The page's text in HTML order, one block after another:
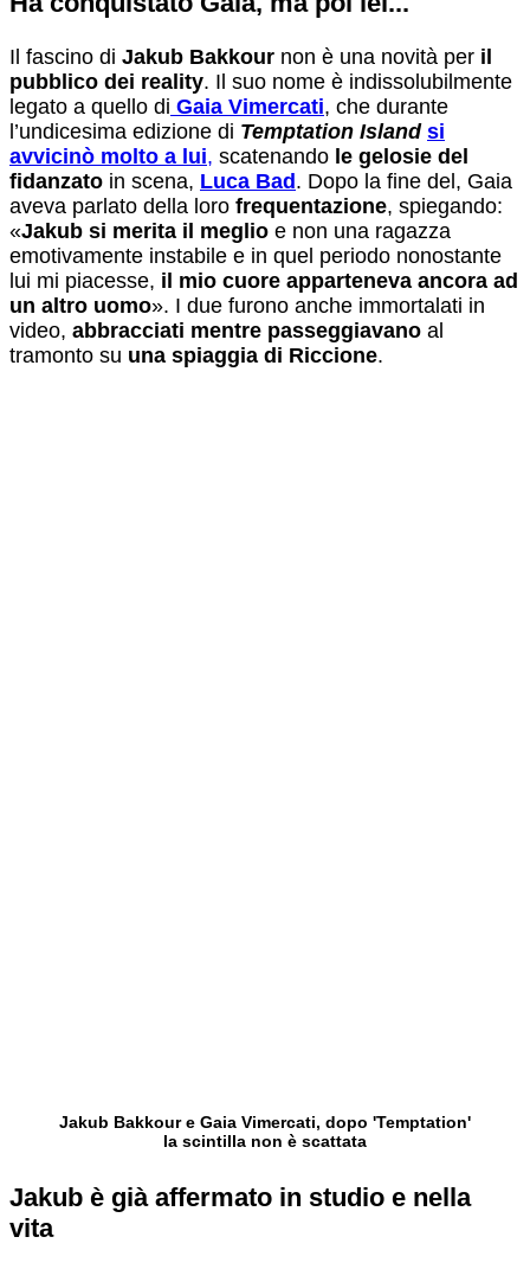
Il fascino di Jakub Bakkour non è una novità per il
pubblico dei reality. Il suo nome è indissolubilmente
legato a quello di Gaia Vimercati, che durante
l’undicesima edizione di Temptation Island si
avvicinò molto a lui, scatenando le gelosie del
fidanzato in scena, Luca Bad . Dopo la fine del, Gaia
aveva parlato della loro frequentazione, spiegando:
«Jakub si merita il meglio e non una ragazza
emotivamente instabile e in quel periodo nonostante
lui mi piacesse, il mio cuore apparteneva ancora ad
un altro uomo». I due furono anche immortalati in
video, abbracciati mentre passeggiavano al
tramonto su una spiaggia di Riccione.
Jakub Bakkour e Gaia Vimercati, dopo 'Temptation'
la scintilla non è scattata
Jakub è già affermato in studio e nella
vita